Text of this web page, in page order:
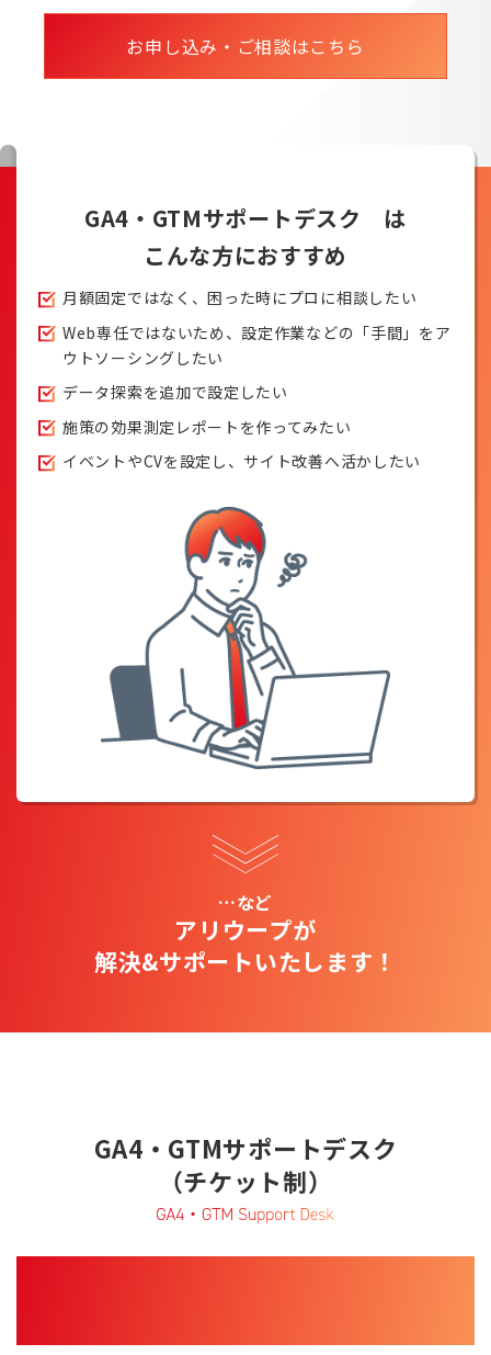
お申し込み・ご相談はこちら
GA4・GTMサポートデスク は
こんな方におすすめ
月額固定ではなく、困った時にプロに相談したい
Web専任ではないため、設定作業などの「手間」をア
ウトソーシングしたい
データ探索を追加で設定したい
施策の効果測定レポートを作ってみたい
イベントやCVを設定し、サイト改善へ活かしたい
…など
アリウープが
解決&サポートいたします！
GA4・GTMサポートデスク
（チケット制）